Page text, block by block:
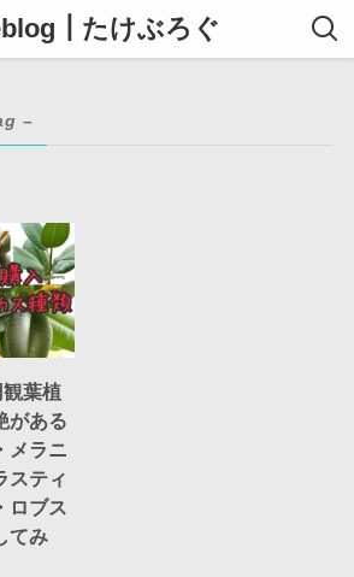
たけぶろぐ
–
観葉植
がある
メラニ
スティ
ロブス
てみ